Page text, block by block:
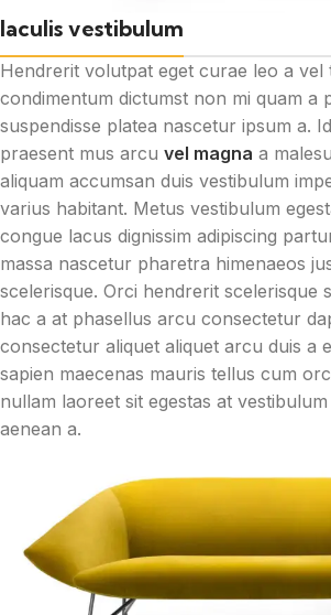
Iaculis vestibulum
Hendrerit volutpat eget curae leo a vel
condimentum dictumst non mi quam a
suspendisse platea nascetur ipsum a.
praesent mus arcu vel magna a
aliquam accumsan duis vestibulum
varius habitant. Metus vestibulum
congue lacus dignissim adipiscing
massa nascetur pharetra himenaeos
scelerisque. Orci hendrerit scelerisque
hac a at phasellus arcu consectetur
consectetur aliquet aliquet arcu duis a
sapien maecenas mauris tellus cum
nullam laoreet sit egestas at
aenean a.